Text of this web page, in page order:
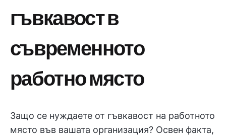
гъвкавост в
съвременното
работно място
Защо се нуждаете от гъвкавост на работното
място във вашата организация? Освен факта,